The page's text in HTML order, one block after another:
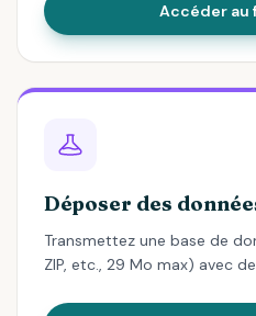
Accéder au
Déposer des
Transmettez une base de
ZIP, etc., 29 Mo max) avec